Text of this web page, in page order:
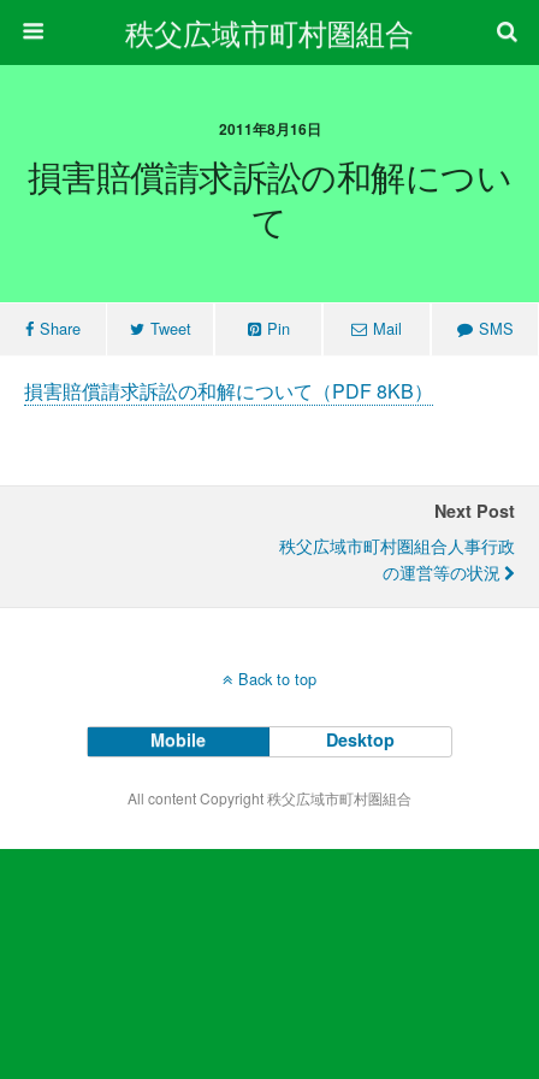
秩父広域市町村圏組合
2011年8月16日
損害賠償請求訴訟の和解につい
て
Share Tweet Pin Mail SMS
損害賠償請求訴訟の和解について（PDF 8KB）
Next Post
秩父広域市町村圏組合人事行政
の運営等の状況
Back to top
Mobile Desktop
All content Copyright 秩父広域市町村圏組合